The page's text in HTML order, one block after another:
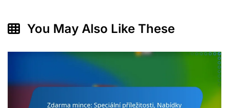
You May Also Like These